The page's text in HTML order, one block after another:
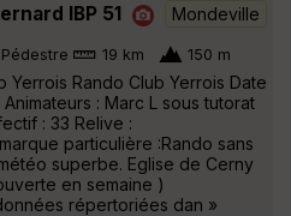
IBP 51
Mondeville
19 km 150 m
Yerrois Rando Club Yerrois Date
: Marc L sous tutorat
: 33 Relive :
particulière :Rando sans
superbe. Eglise de Cerny
en semaine )
répertoriées dan »